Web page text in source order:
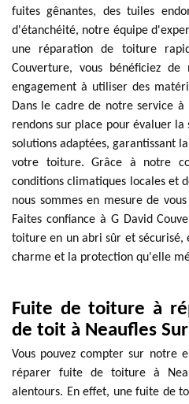
fuites gênantes, des tuiles
d'étanchéité, notre équipe
une réparation de toiture
Couverture, vous bénéficiez
engagement à utiliser des
Dans le cadre de notre service à
rendons sur place pour évaluer
solutions adaptées, garantissant
votre toiture. Grâce à notre
conditions climatiques locales et
nous sommes en mesure de
Faites confiance à G David
toiture en un abri sûr et
charme et la protection qu'elle
Fuite de toiture à
de toit à Neaufles
Vous pouvez compter sur notre
réparer fuite de toiture à
alentours. En effet, une fuite de